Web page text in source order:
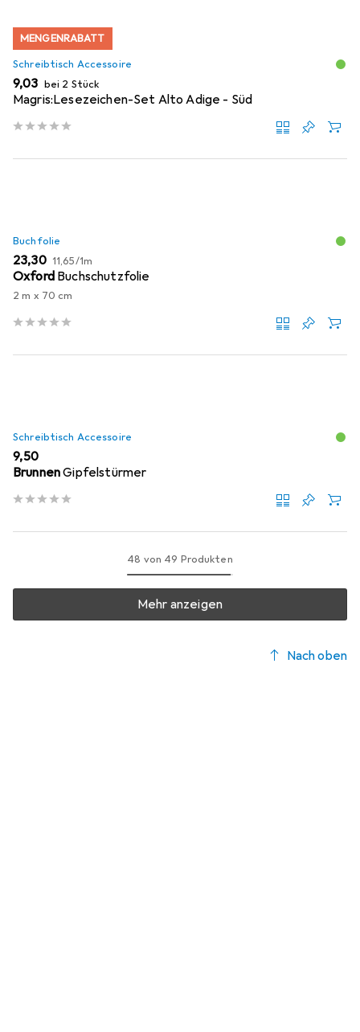
MENGENRABATT
Schreibtisch Accessoire
EUR
9,03 bei 2 Stück
Magris:Lesezeichen-Set Alto Adige - Süd
Buchfolie
EUR
23,30 EUR
11,65/1m
Oxford Buchschutzfolie
2 m x 70 cm
Schreibtisch Accessoire
EUR
9,50
BrunnenGipfelstürmer
48 von 49 Produkten
Mehr anzeigen
Nach oben